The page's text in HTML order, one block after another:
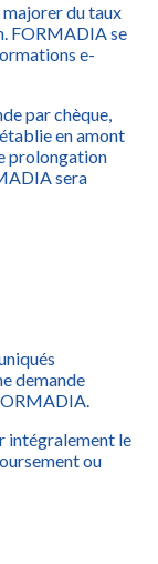
majorer du taux
FORMADIA se
e-
par chèque,
en amont
prolongation
sera
demande
intégralement le
ou